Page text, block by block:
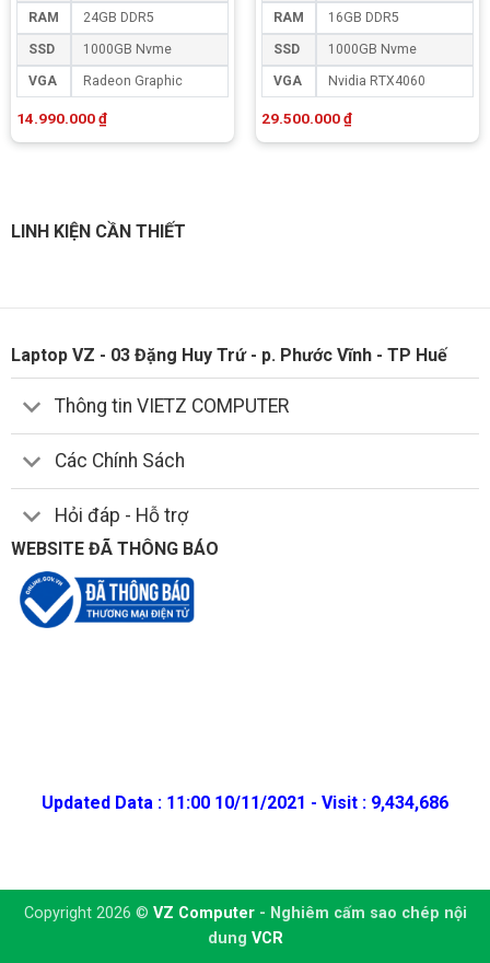
RAM 24GB DDR5
SSD 1000GB Nvme
VGA Radeon Graphic
14.990.000₫
RAM 16GB DDR5
SSD 1000GB Nvme
VGA Nvidia RTX4060
29.500.000₫
LINH KIỆN CẦN THIẾT
Laptop VZ - 03 Đặng Huy Trứ - p. Phước Vĩnh - TP Huế
Thông tin VIETZ COMPUTER
Các Chính Sách
Hỏi đáp - Hỗ trợ
WEBSITE ĐÃ THÔNG BÁO
Updated Data : 11:00 10/11/2021 - Visit : 9,434,686
Copyright 2026 © VZ Computer- Nghiêm cấm sao chép nội
dung VCR